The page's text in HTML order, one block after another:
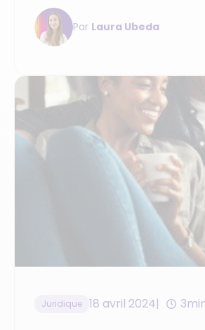
pendant les JO Paris 2024 !
Par Laura Ubeda
Juridique 18 avril 2024